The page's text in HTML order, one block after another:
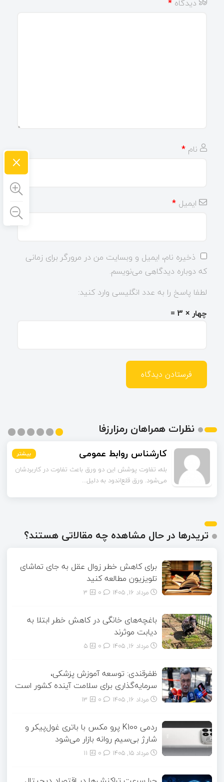
دیدگاه *
نام *
ایمیل *
ذخیره نام، ایمیل و وبسایت من در مرورگر برای زمانی
که دوباره دیدگاهی می‌نویسم.
لطفا پاسخ را به عدد انگلیسی وارد کنید:
چهار × 3 =
نظرات همراهان رمزارزفا
کارشناس روابط عمومی بیشتر
بله، تفاوت پوشش این دو ورق باعث تفاوت در کاربردشان
می‌شود. ورق قلع‌اندود به دلیل...
اسماعیل زاده بیشتر
تا قبل از خوندن این مقاله فکر می‌کردم ورق قلع‌اندود
همون ورق گالوانیزه است. تفاو...
بیشتر
بیشتر
بیشتر
بیشتر
تریدرها در حال مشاهده چه مقالاتی هستند؟
برای کاهش خطر زوال عقل به جای تماشای
تلویزیون مطالعه کنید
مرداد ۱۶, ۱۴۰۵ 3
باغچه‌های خانگی در کاهش خطر ابتلا به
دیابت موثرند
مرداد ۱۶, ۱۴۰۵ 5
ظفرقندی: توسعه آموزش پزشکی،
سرمایه‌گذاری برای سلامت آینده کشور است
مرداد ۱۶, ۱۴۰۵ 13
ردمی K100 پرو مکس با باتری غول‌پیکر و
شارژ بی‌سیم روانه بازار می‌شود
مرداد ۱۵, ۱۴۰۵ 11
×